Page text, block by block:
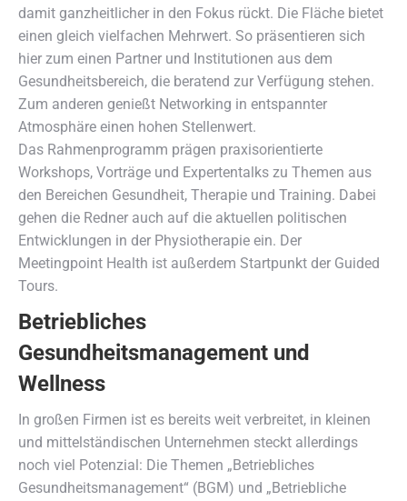
damit ganzheitlicher in den Fokus rückt. Die Fläche bietet
einen gleich vielfachen Mehrwert. So präsentieren sich
hier zum einen Partner und Institutionen aus dem
Gesundheitsbereich, die beratend zur Verfügung stehen.
Zum anderen genießt Networking in entspannter
Atmosphäre einen hohen Stellenwert.
Das Rahmenprogramm prägen praxisorientierte
Workshops, Vorträge und Expertentalks zu Themen aus
den Bereichen Gesundheit, Therapie und Training. Dabei
gehen die Redner auch auf die aktuellen politischen
Entwicklungen in der Physiotherapie ein. Der
Meetingpoint Health ist außerdem Startpunkt der Guided
Tours.
Betriebliches
Gesundheitsmanagement und
Wellness
In großen Firmen ist es bereits weit verbreitet, in kleinen
und mittelständischen Unternehmen steckt allerdings
noch viel Potenzial: Die Themen „Betriebliches
Gesundheitsmanagement“ (BGM) und „Betriebliche